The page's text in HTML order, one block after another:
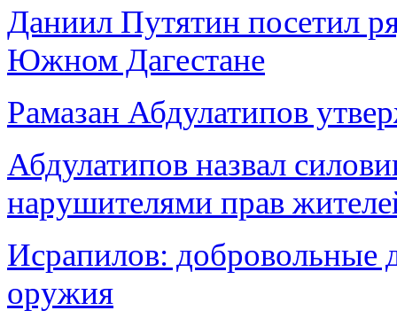
Даниил Путятин посетил
Южном Дагестане
Рамазан Абдулатипов
Абдулатипов назвал
нарушителями прав
Исрапилов: добровольные
оружия